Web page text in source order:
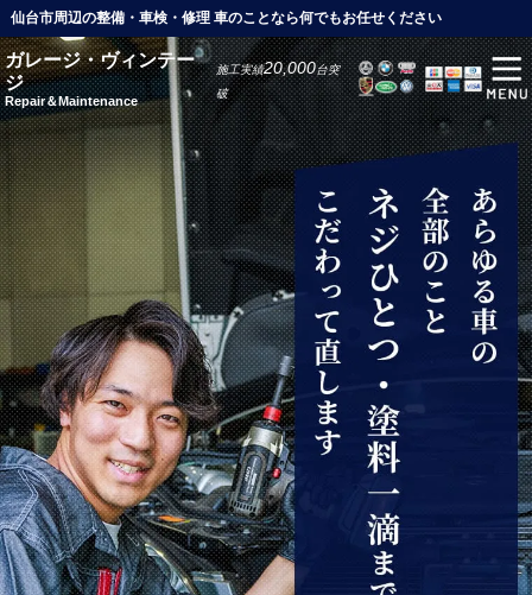
仙台市周辺の整備・車検・修理 車のことなら何でもお任せください
ガレージ・ヴィンテー
ジ
Repair＆Maintenance
施工実績20,000台突
破